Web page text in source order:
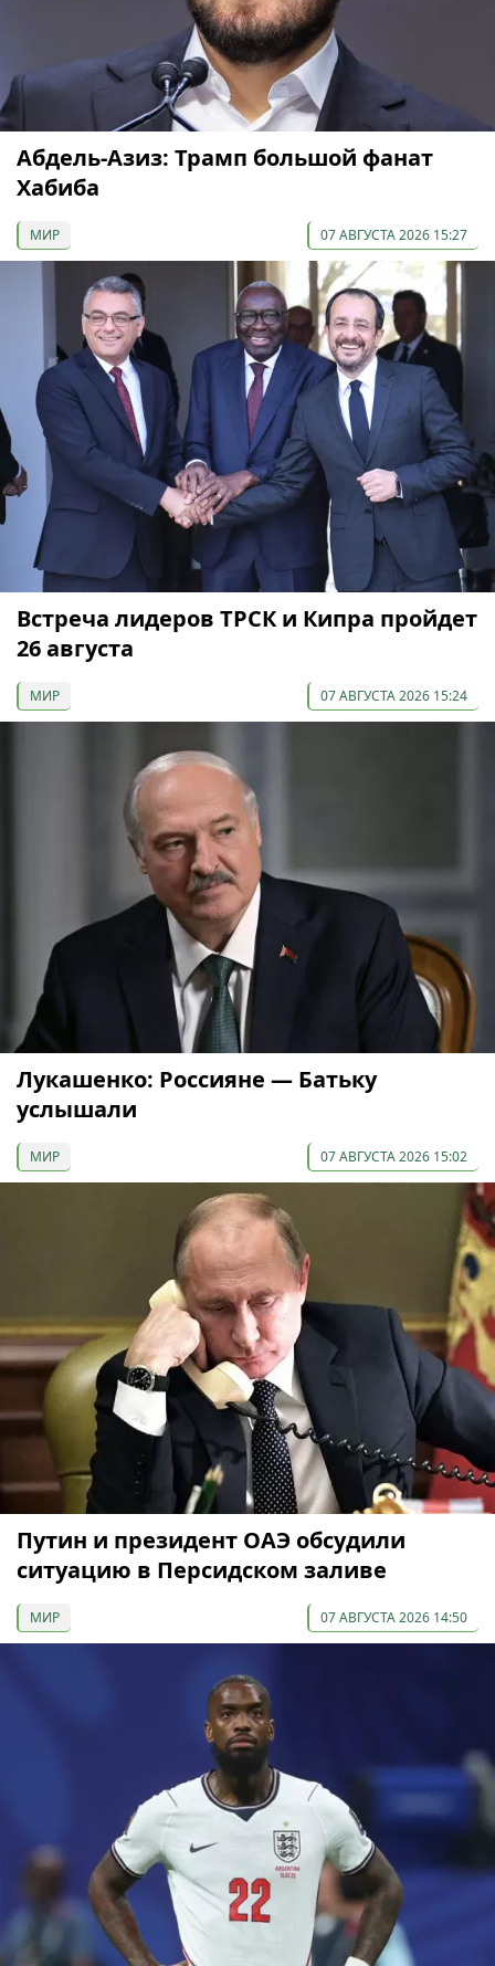
Абдель-Азиз: Трамп большой фанат
Хабиба
МИР 07 АВГУСТА 2026 15:27
Встреча лидеров ТРСК и Кипра пройдет
26 августа
МИР 07 АВГУСТА 2026 15:24
Лукашенко: Россияне — Батьку
услышали
МИР 07 АВГУСТА 2026 15:02
Путин и президент ОАЭ обсудили
ситуацию в Персидском заливе
МИР 07 АВГУСТА 2026 14:50